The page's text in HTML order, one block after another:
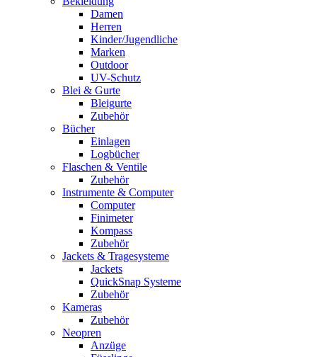
Damen
Herren
Kinder/Jugendliche
Marken
Outdoor
UV-Schutz
Blei & Gurte
Bleigurte
Zubehör
Bücher
Einlagen
Logbücher
Flaschen & Ventile
Zubehör
Instrumente & Computer
Computer
Finimeter
Kompass
Zubehör
Jackets & Tragesysteme
Jackets
QuickSnap Systeme
Zubehör
Kameras
Zubehör
Neopren
Anzüge